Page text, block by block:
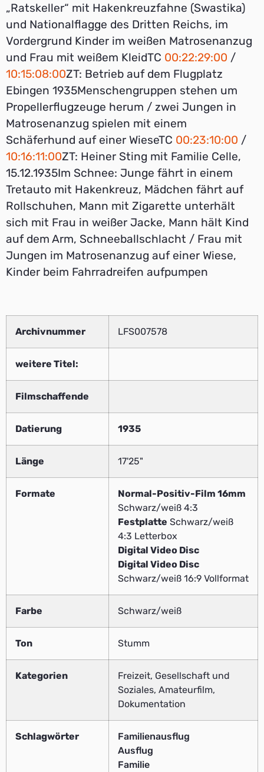
„Ratskeller“ mit Hakenkreuzfahne (Swastika)
und Nationalflagge des Dritten Reichs, im
Vordergrund Kinder im weißen Matrosenanzug
und Frau mit weißem KleidTC 00:22:29:00 /
10:15:08:00ZT: Betrieb auf dem Flugplatz
Ebingen 1935Menschengruppen stehen um
Propellerflugzeuge herum / zwei Jungen in
Matrosenanzug spielen mit einem
Schäferhund auf einer WieseTC 00:23:10:00 /
10:16:11:00ZT: Heiner Sting mit Familie Celle,
15.12.1935Im Schnee: Junge fährt in einem
Tretauto mit Hakenkreuz, Mädchen fährt auf
Rollschuhen, Mann mit Zigarette unterhält
sich mit Frau in weißer Jacke, Mann hält Kind
auf dem Arm, Schneeballschlacht / Frau mit
Jungen im Matrosenanzug auf einer Wiese,
Kinder beim Fahrradreifen aufpumpen
Archivnummer LFS007578
weitere Titel:
Filmschaffende
Datierung 1935
Länge 17'25"
Formate
Normal-Positiv-Film 16mm
Schwarz/weiß 4:3
Festplatte Schwarz/weiß
4:3 Letterbox
Digital Video Disc
Digital Video Disc
Schwarz/weiß 16:9 Vollformat
Farbe Schwarz/weiß
Ton Stumm
Kategorien
Freizeit, Gesellschaft und
Soziales, Amateurfilm,
Dokumentation
Schlagwörter
Familienausflug
Ausflug
Familie